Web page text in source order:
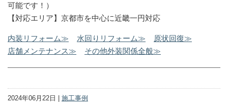
可能です！）
【対応エリア】京都市を中心に近畿一円対応
内装リフォーム≫ 水回りリフォーム≫
原状回復≫
店舗メンテナンス≫
その他外装関係全般≫
2024年06月22日 | 施工事例